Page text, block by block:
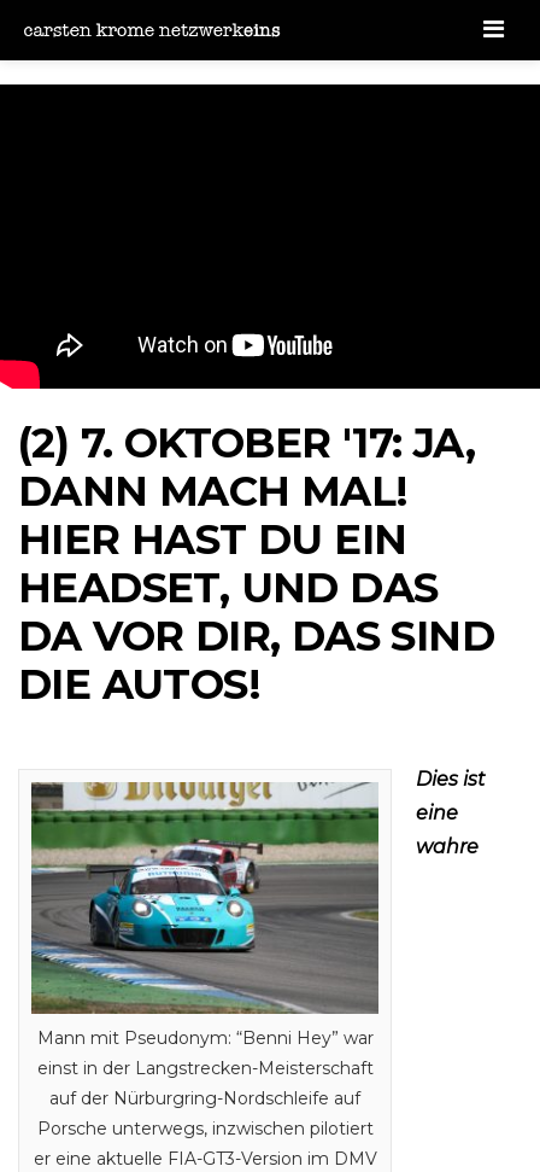
(2) 7. OKTOBER '17: JA,
DANN MACH MAL!
HIER HAST DU EIN
HEADSET, UND DAS
DA VOR DIR, DAS SIND
DIE AUTOS!
Mann mit Pseudonym: “Benni Hey” war
einst in der Langstrecken-Meisterschaft
auf der Nürburgring-Nordschleife auf
Porsche unterwegs, inzwischen pilotiert
er eine aktuelle FIA-GT3-Version im DMV
Dies ist
eine
wahre